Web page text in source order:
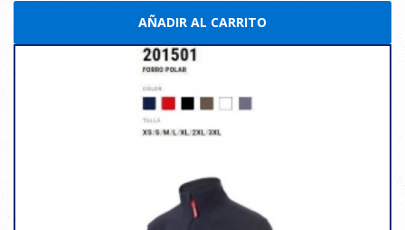
AÑADIR AL CARRITO